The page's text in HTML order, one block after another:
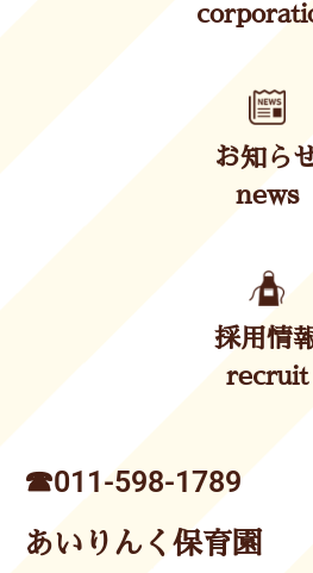
お知ら
news
採用情
recruit
☎︎011-598-1789
あいりんく保育園